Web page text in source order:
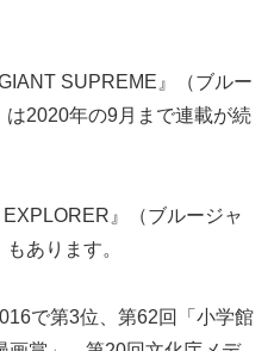
SUPREME』（ブルー
2020年の9月まで連載が続
』（ブルージャ
あります。
で第3位、第62回「小学館